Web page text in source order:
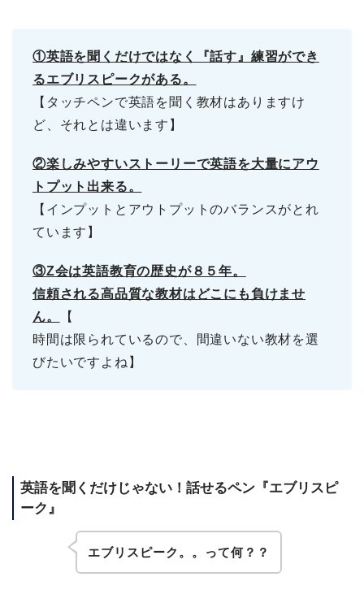
①英語を聞くだけではなく『話す』練習ができ
るエブリスピークがある。
【タッチペンで英語を聞く教材はありますけ
ど、それとは違います】
②楽しみやすいストーリーで英語を大量にアウ
トプット出来る。
【インプットとアウトプットのバランスがとれ
ています】
③Z会は英語教育の歴史が８５年。
信頼される高品質な教材はどこにも負けませ
ん。
【
時間は限られているので、間違いない教材を選
びたいですよね】
英語を聞くだけじゃない！話せるペン『エブリスピ
ーク』
エブリスピーク。。って何？？